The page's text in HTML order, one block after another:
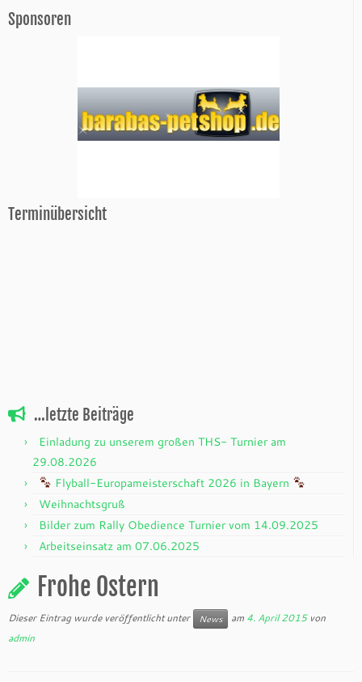
Sponsoren
Terminübersicht
…letzte Beiträge
Einladung zu unserem großen THS- Turnier am
29.08.2026
Flyball-Europameisterschaft 2026 in Bayern
Weihnachtsgruß
Bilder zum Rally Obedience Turnier vom 14.09.2025
Arbeitseinsatz am 07.06.2025
Frohe Ostern
Dieser Eintrag wurde veröffentlicht unter News am 4. April 2015 von
admin